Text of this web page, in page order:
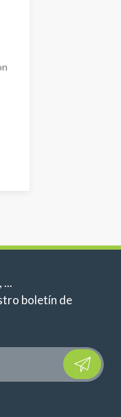
boletín de
Please